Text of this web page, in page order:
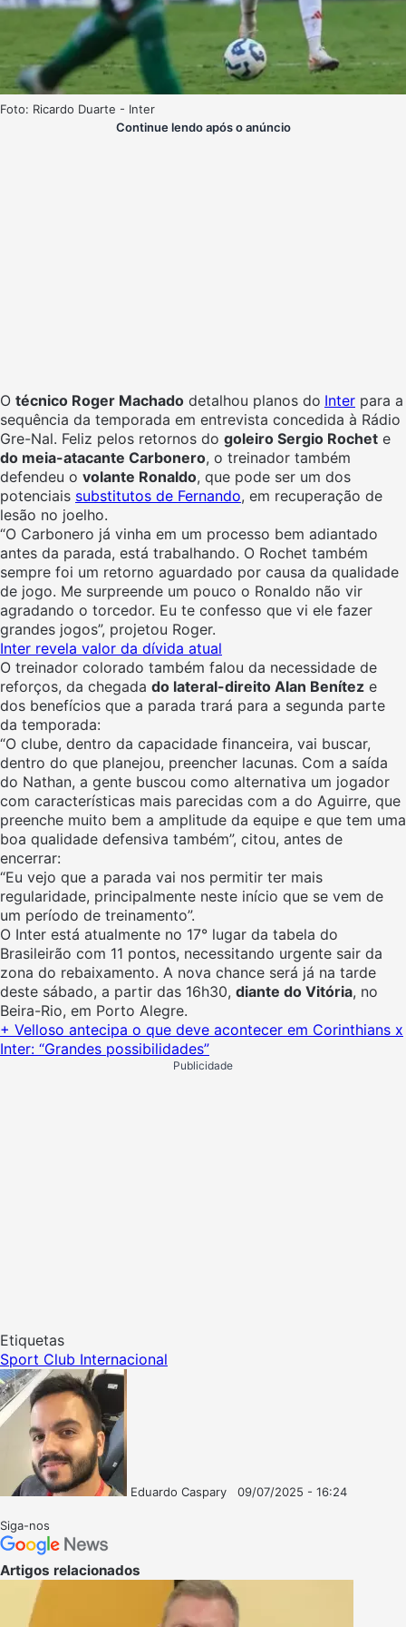
Foto: Ricardo Duarte - Inter
Continue lendo após o anúncio
O técnico Roger Machado detalhou planos do Inter para a
sequência da temporada em entrevista concedida à Rádio
Gre-Nal. Feliz pelos retornos do goleiro Sergio Rochet e
do meia-atacante Carbonero, o treinador também
defendeu o volante Ronaldo, que pode ser um dos
potenciais substitutos de Fernando, em recuperação de
lesão no joelho.
“O Carbonero já vinha em um processo bem adiantado
antes da parada, está trabalhando. O Rochet também
sempre foi um retorno aguardado por causa da qualidade
de jogo. Me surpreende um pouco o Ronaldo não vir
agradando o torcedor. Eu te confesso que vi ele fazer
grandes jogos”, projetou Roger.
Inter revela valor da dívida atual
O treinador colorado também falou da necessidade de
reforços, da chegada do lateral-direito Alan Benítez e
dos benefícios que a parada trará para a segunda parte
da temporada:
“O clube, dentro da capacidade financeira, vai buscar,
dentro do que planejou, preencher lacunas. Com a saída
do Nathan, a gente buscou como alternativa um jogador
com características mais parecidas com a do Aguirre, que
preenche muito bem a amplitude da equipe e que tem uma
boa qualidade defensiva também”, citou, antes de
encerrar:
“Eu vejo que a parada vai nos permitir ter mais
regularidade, principalmente neste início que se vem de
um período de treinamento”.
O Inter está atualmente no 17° lugar da tabela do
Brasileirão com 11 pontos, necessitando urgente sair da
zona do rebaixamento. A nova chance será já na tarde
deste sábado, a partir das 16h30, diante do Vitória, no
Beira-Rio, em Porto Alegre.
+ Velloso antecipa o que deve acontecer em Corinthians x
Inter: “Grandes possibilidades”
Publicidade
Etiquetas
Sport Club Internacional
Eduardo Caspary
09/07/2025 - 16:24
Siga-nos
Artigos relacionados